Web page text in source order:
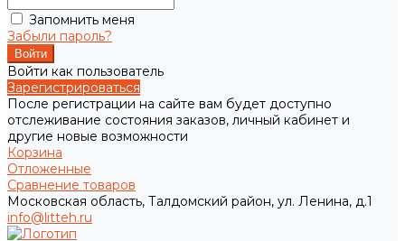
Запомнить меня
Забыли пароль?
Войти как пользователь
Зарегистрироваться
После регистрации на сайте вам будет доступно
отслеживание состояния заказов, личный кабинет и
другие новые возможности
Корзина
Отложенные
Сравнение товаров
Московская область, Талдомский район, ул. Ленина, д.1
info@litteh.ru